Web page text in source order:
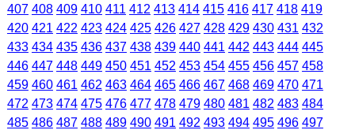
407 408 409 410 411 412 413 414 415 416 417 418 419
420 421 422 423 424 425 426 427 428 429 430 431 432
433 434 435 436 437 438 439 440 441 442 443 444 445
446 447 448 449 450 451 452 453 454 455 456 457 458
459 460 461 462 463 464 465 466 467 468 469 470 471
472 473 474 475 476 477 478 479 480 481 482 483 484
485 486 487 488 489 490 491 492 493 494 495 496 497